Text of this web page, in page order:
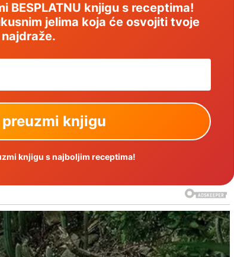
BESPLATNU knjigu s receptima!
jelima koja će osvojiti tvoje
najdraže.
knjigu s najboljim receptima!